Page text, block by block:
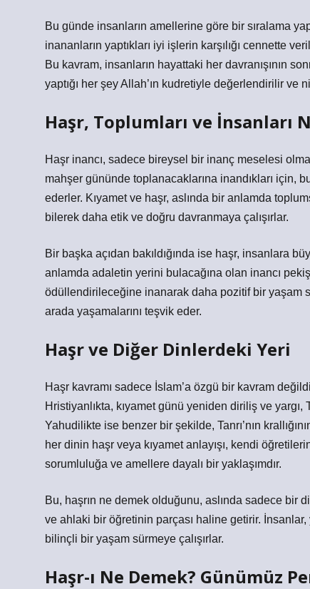
Bu günde insanların amellerine göre bir sıralama
inananların yaptıkları iyi işlerin karşılığı cennette
Bu kavram, insanların hayattaki her davranışının
yaptığı her şey Allah’ın kudretiyle değerlendirilir ve
Haşr, Toplumları ve İnsanları
Haşr inancı, sadece bireysel bir inanç meselesi
mahşer gününde toplanacaklarına inandıkları için,
ederler. Kıyamet ve haşr, aslında bir anlamda
bilerek daha etik ve doğru davranmaya çalışırlar.
Bir başka açıdan bakıldığında ise haşr, insanlara
anlamda adaletin yerini bulacağına olan inancı
ödüllendirileceğine inanarak daha pozitif bir yaşam
arada yaşamalarını teşvik eder.
Haşr ve Diğer Dinlerdeki Yeri
Haşr kavramı sadece İslam’a özgü bir kavram
Hristiyanlıkta, kıyamet günü yeniden diriliş ve
Yahudilikte ise benzer bir şekilde, Tanrı’nın
her dinin haşr veya kıyamet anlayışı, kendi
sorumluluğa ve amellere dayalı bir yaklaşımdır.
Bu, haşrın ne demek olduğunu, aslında sadece bir
ve ahlaki bir öğretinin parçası haline getirir. İnsanlar,
bilinçli bir yaşam sürmeye çalışırlar.
Haşr-ı Ne Demek? Günümüz